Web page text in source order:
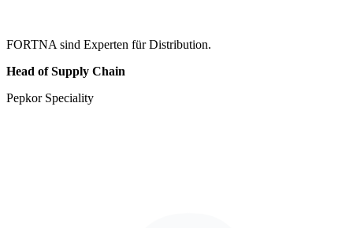
FORTNA sind Experten für Distribution.
Head of Supply Chain
Pepkor Speciality